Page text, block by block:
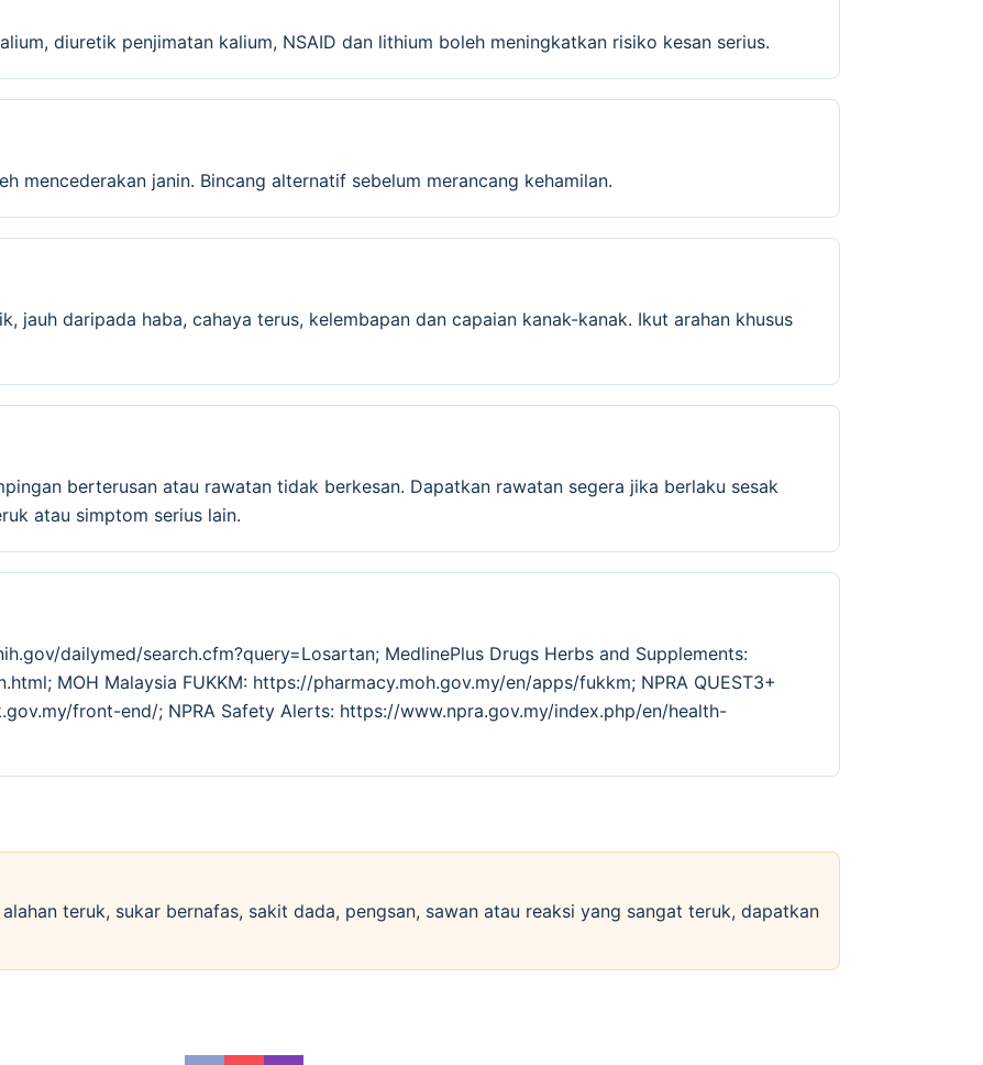
diuretik penjimatan kalium, NSAID dan lithium boleh meningkatkan risiko kesan serius.
mencederakan janin. Bincang alternatif sebelum merancang kehamilan.
jauh daripada haba, cahaya terus, kelembapan dan capaian kanak-kanak. Ikut arahan khusus
berterusan atau rawatan tidak berkesan. Dapatkan rawatan segera jika berlaku sesak
atau simptom serius lain.
dailymed/search.cfm?query=Losartan; MedlinePlus Drugs Herbs and Supplements:
MOH Malaysia FUKKM: https://pharmacy.moh.gov.my/en/apps/fukkm; NPRA QUEST3+
front-end/; NPRA Safety Alerts: https://www.npra.gov.my/index.php/en/health-
teruk, sukar bernafas, sakit dada, pengsan, sawan atau reaksi yang sangat teruk, dapatkan